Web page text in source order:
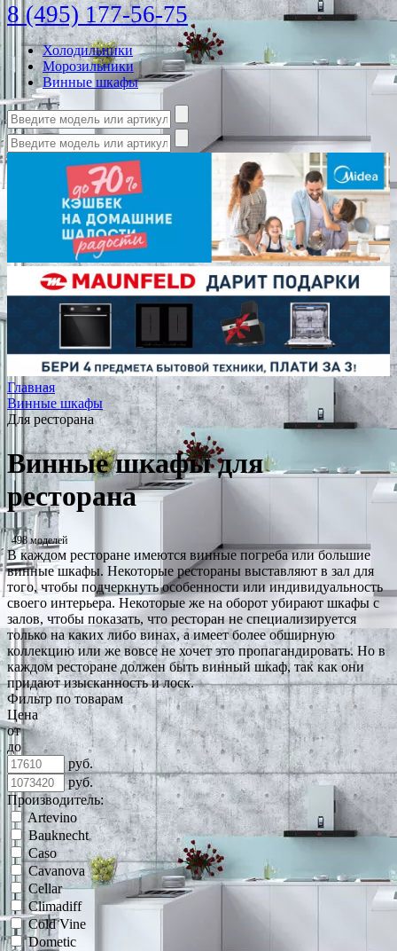
8 (495) 177-56-75
Холодильники
Морозильники
Винные шкафы
Главная
Винные шкафы
Для ресторана
Винные шкафы для
ресторана
498 моделей
В каждом ресторане имеются винные погреба или большие
винные шкафы. Некоторые рестораны выставляют в зал для
того, чтобы подчеркнуть особенности или индивидуальность
своего интерьера. Некоторые же на оборот убирают шкафы с
залов, чтобы показать, что ресторан не специализируется
только на каких либо винах, а имеет более обширную
коллекцию или же вовсе не хочет это пропагандировать. Но в
каждом ресторане должен быть винный шкаф, так как они
придают изысканность и лоск.
Фильтр по товарам
Цена
от
до
руб.
руб.
Производитель:
Artevino
Bauknecht
Caso
Cavanova
Cellar
Climadiff
Cold Vine
Dometic